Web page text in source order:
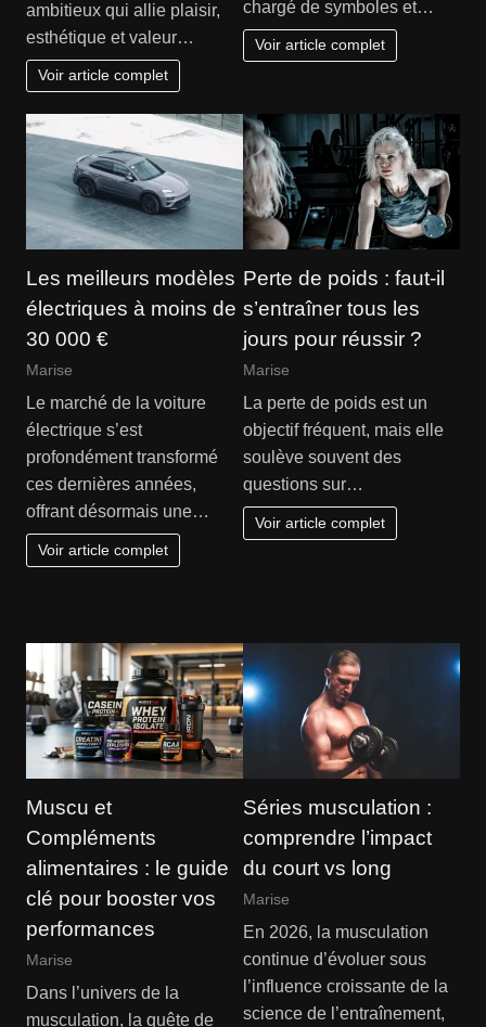
ambitieux qui allie plaisir,
esthétique et valeur…
Voir article complet
chargé de symboles et…
Voir article complet
Les meilleurs modèles
électriques à moins de
30 000 €
Marise
Le marché de la voiture
électrique s’est
profondément transformé
ces dernières années,
offrant désormais une…
Voir article complet
Perte de poids : faut-il
s’entraîner tous les
jours pour réussir ?
Marise
La perte de poids est un
objectif fréquent, mais elle
soulève souvent des
questions sur…
Voir article complet
Muscu et
Compléments
alimentaires : le guide
clé pour booster vos
performances
Marise
Dans l’univers de la
musculation, la quête de
Séries musculation :
comprendre l’impact
du court vs long
Marise
En 2026, la musculation
continue d’évoluer sous
l’influence croissante de la
science de l’entraînement,